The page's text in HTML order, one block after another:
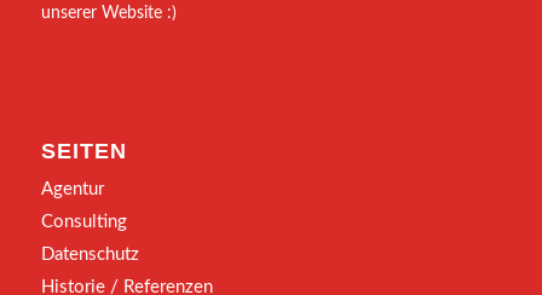
unserer Website :)
SEITEN
Agentur
Consulting
Datenschutz
Historie / Referenzen